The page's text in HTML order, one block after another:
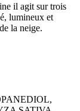
il agit sur trois
lumineux et
la neige.